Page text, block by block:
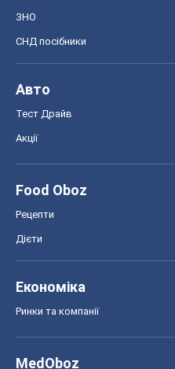
ЗНО
СНД посібники
Авто
Тест Драйв
Акції
Food Oboz
Рецепти
Дієти
Економіка
Ринки та компанії
MedOboz